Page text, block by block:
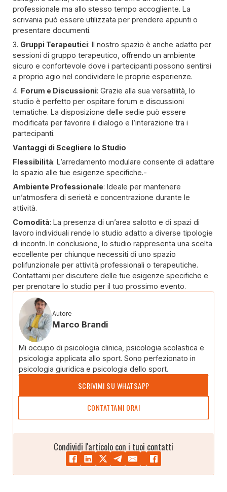
professionale ma allo stesso tempo accogliente. La
scrivania può essere utilizzata per prendere appunti o
presentare documenti.
3. Gruppi Terapeutici: Il nostro spazio è anche adatto per
sessioni di gruppo terapeutico, offrendo un ambiente
sicuro e confortevole dove i partecipanti possono sentirsi
a proprio agio nel condividere le proprie esperienze.
4. Forum e Discussioni: Grazie alla sua versatilità, lo
studio è perfetto per ospitare forum e discussioni
tematiche. La disposizione delle sedie può essere
modificata per favorire il dialogo e l’interazione tra i
partecipanti.
Vantaggi di Scegliere lo Studio
Flessibilità: L’arredamento modulare consente di adattare
lo spazio alle tue esigenze specifiche.-
Ambiente Professionale: Ideale per mantenere
un’atmosfera di serietà e concentrazione durante le
attività.
Comodità: La presenza di un’area salotto e di spazi di
lavoro individuali rende lo studio adatto a diverse tipologie
di incontri. In conclusione, lo studio rappresenta una scelta
eccellente per chiunque necessiti di uno spazio
polifunzionale per attività professionali o terapeutiche.
Contattami per discutere delle tue esigenze specifiche e
per prenotare lo studio per il tuo prossimo evento.
Autore
Marco Brandi
Mi occupo di psicologia clinica, psicologia scolastica e
psicologia applicata allo sport. Sono perfezionato in
psicologia giuridica e psicologia dello sport.
SCRIVIMI SU WHATSAPP
CONTATTAMI ORA!
Condividi l'articolo con i tuoi contatti